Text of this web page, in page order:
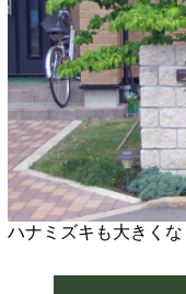
ハナミズキも大きくな